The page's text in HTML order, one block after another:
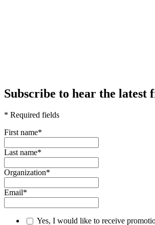
Subscribe to hear the latest
* Required fields
First name*
Last name*
Organization*
Email*
Yes, I would like to receive